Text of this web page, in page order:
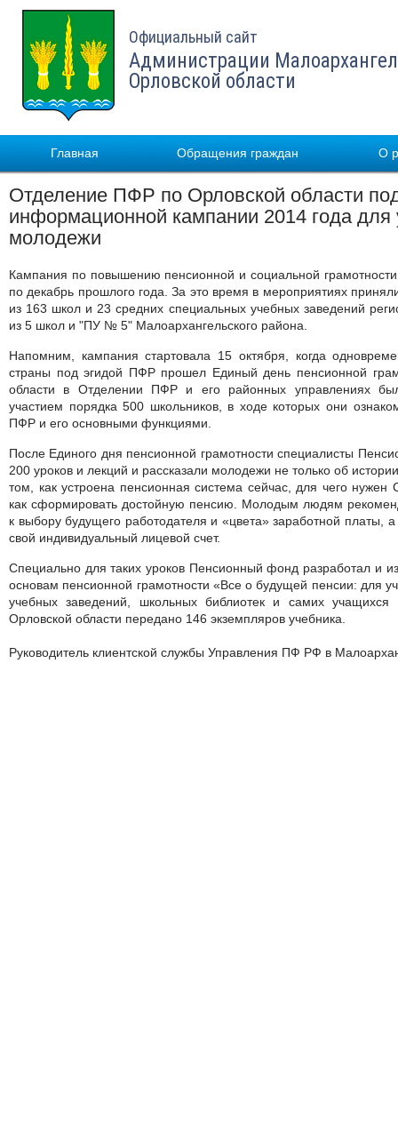
Официальный сайт
Администрации
Орловской области
Главная Обращения граждан О
Отделение ПФР по Орловской области
информационной кампании 2014 года для
молодежи
Кампания по повышению пенсионной и социальной
по декабрь прошлого года. За это время в мероприятиях
из 163 школ и 23 средних специальных учебных заведений
из 5 школ и "ПУ № 5" Малоархангельского района.
Напомним, кампания стартовала 15 октября, когда
страны под эгидой ПФР прошел Единый день пенсионной
области в Отделении ПФР и его районных управлениях
участием порядка 500 школьников, в ходе которых они
ПФР и его основными функциями.
После Единого дня пенсионной грамотности специалисты
200 уроков и лекций и рассказали молодежи не только об
том, как устроена пенсионная система сейчас, для чего
как сформировать достойную пенсию. Молодым людям
к выбору будущего работодателя и «цвета» заработной платы,
свой индивидуальный лицевой счет.
Специально для таких уроков Пенсионный фонд разработал и
основам пенсионной грамотности «Все о будущей пенсии: для
учебных заведений, школьных библиотек и самих учащихся
Орловской области передано 146 экземпляров учебника.
Руководитель клиентской службы Управления ПФ РФ в